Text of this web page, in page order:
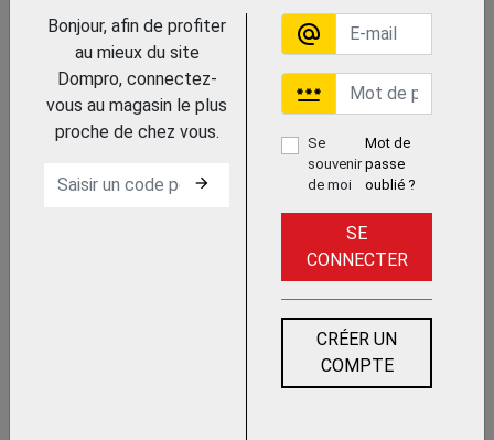
Trouvez le chez votre
adhérent
MANCHON DE REDUCTION
MDR BTE 50
Bonjour, afin de profiter
au mieux du site
Dompro, connectez-
vous au magasin le plus
proche de chez vous.
arrow_forward
alternate_email
password
Se
souvenir
de moi
Mot de
passe
oublié ?
SE
CONNECTER
CRÉER UN
COMPTE